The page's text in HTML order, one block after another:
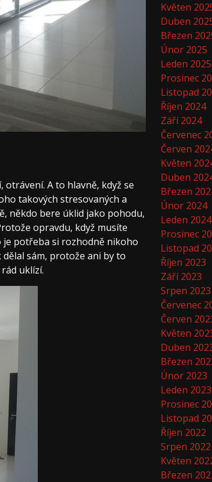
A to hlavně, když se
takových stresovaných a
někdo bere úklid jako pohodu,
opravdu, když musíte
potřeba si rozhodně nikoho
sám, protože ani by to
uklízí.
Květen
Duben
Březen
Únor 2025
Leden 2025
Prosinec
Listopad
Říjen 2024
Září 2024
Červenec
Červen
Květen
Duben
Březen
Únor 2024
Leden 2024
Prosinec
Listopad
Říjen 2023
Září 2023
Srpen 2023
Červenec
Červen
Květen
Duben
Březen
Únor 2023
Leden 2023
Prosinec
Listopad
Říjen 2022
Srpen 2022
Květen
Březen